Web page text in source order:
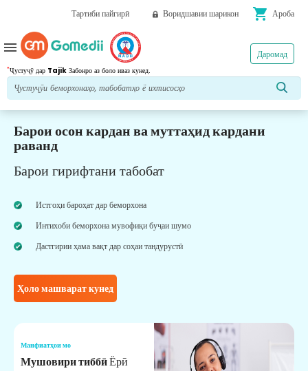
Тартиби пайгирӣ Воридшавии шарикон shopping_cart Ароба
*Ҷустуҷӯ дар Tajik Забонро аз боло иваз кунед.
Даромад
menu
Барои осон кардан ва муттаҳид кардани
раванд
Барои гирифтани табобат
Истгоҳи бароҳат дар беморхона
Интихоби беморхона мувофиқи буҷаи шумо
Дастгирии ҳама вақт дар соҳаи тандурустӣ
Ҳоло машварат кунед
Манфиатҳои мо
Мушовири тиббӣЁрӣ